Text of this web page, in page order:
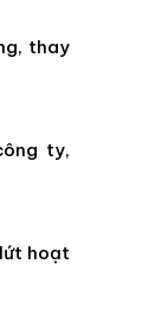
thay
ty,
hoạt